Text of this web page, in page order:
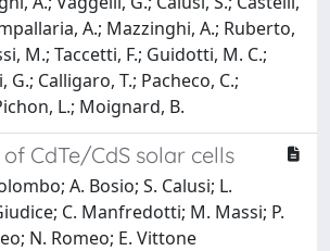
A.; Mazzinghi, A.; Ruberto,
M.; Taccetti, F.; Guidotti, M. C.;
G.; Calligaro, T.; Pacheco, C.;
L.; Moignard, B.
of CdTe/CdS solar cells
A. Bosio; S. Calusi; L.
C. Manfredotti; M. Massi; P.
N. Romeo; E. Vittone